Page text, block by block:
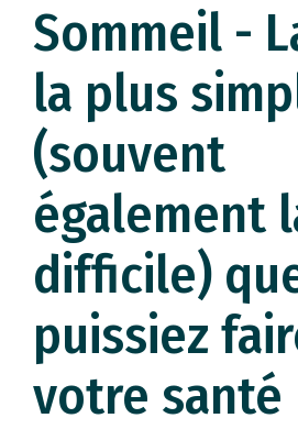
Sommeil -
la plus
(souvent
également
difficile)
puissiez
votre santé